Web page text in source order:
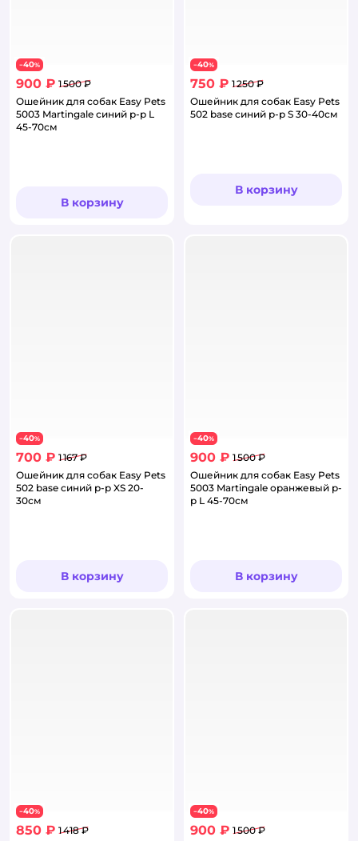
−40%
900 ₽ 1 500 ₽
Ошейник для собак Easy Pets
5003 Martingale синий р-р L
45-70см
В корзину
−40%
750 ₽ 1 250 ₽
Ошейник для собак Easy Pets
502 base синий р-р S 30-40см
В корзину
−40%
700 ₽ 1 167 ₽
Ошейник для собак Easy Pets
502 base синий р-р XS 20-
30см
В корзину
−40%
900 ₽ 1 500 ₽
Ошейник для собак Easy Pets
5003 Martingale оранжевый р-
р L 45-70см
В корзину
−40%
850 ₽ 1 418 ₽
−40%
900 ₽ 1 500 ₽